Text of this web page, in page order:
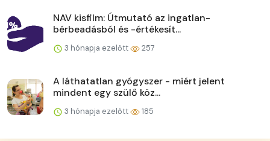
NAV kisfilm: Útmutató az ingatlan-
bérbeadásból és -értékesít...
3 hónapja ezelőtt 257
A láthatatlan gyógyszer - miért jelent
mindent egy szülő köz...
3 hónapja ezelőtt 185